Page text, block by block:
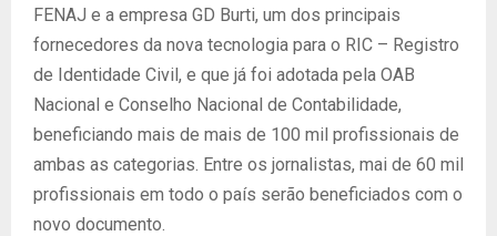
FENAJ e a empresa GD Burti, um dos principais
fornecedores da nova tecnologia para o RIC – Registro
de Identidade Civil, e que já foi adotada pela OAB
Nacional e Conselho Nacional de Contabilidade,
beneficiando mais de mais de 100 mil profissionais de
ambas as categorias. Entre os jornalistas, mai de 60 mil
profissionais em todo o país serão beneficiados com o
novo documento.